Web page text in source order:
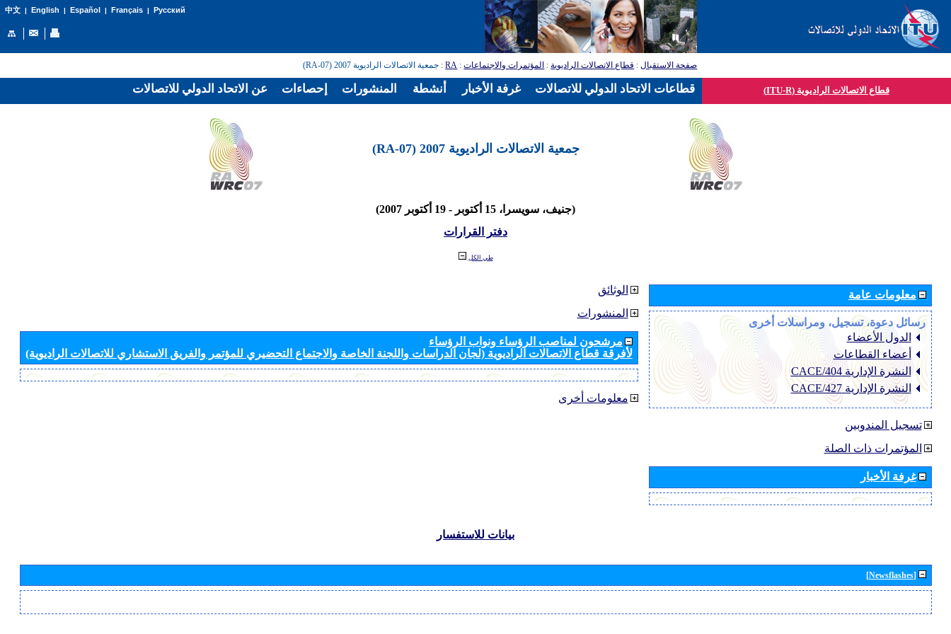
中文| English | Español | Français| Русский
صفحة الاستقبال: قطاع الاتصالات الراديوية: المؤتمرات والاجتماعات:
RA: جمعية الاتصالات الراديوية 2007 (RA-07)
قطاع الاتصالات الراديوية (ITU-R)
جمعية الاتصالات الراديوية 2007 (RA-07)
(جنيف، سويسرا، 15 أكتوبر - 19 أكتوبر 2007)
دفتر القرارات
طي الكل
الوثائق
المنشورات
مرشحون لمناصب الرؤساء ونواب الرؤساء
لأفرقة قطاع الاتصالات الراديوية (لجان الدراسات واللجنة الخاصة والاجتماع التحضيري للمؤتمر والفريق الاستشاري للاتصالات الراديوية)
معلومات أخرى
معلومات عامة
رسائل دعوة، تسجيل، ومراسلات أخرى
الدول الأعضاء
أعضاء القطاعات
النشرة الإدارية CACE/404
النشرة الإدارية CACE/427
تسجيل المندوبين
المؤتمرات ذات الصلة
غرفة الأخبار
بيانات للاستفسار
[Newsflashes]
عن الاتحاد الدولي للاتصالات إحصاءات المنشورات أنشطة غرفة الأخبار قطاعات الاتحاد الدولي للاتصالات